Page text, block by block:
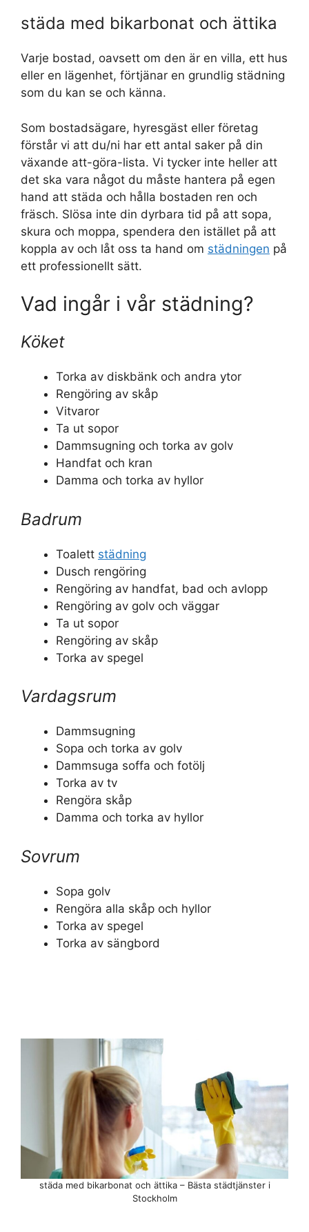
städa med bikarbonat och ättika
Varje bostad, oavsett om den är en villa, ett hus
eller en lägenhet, förtjänar en grundlig städning
som du kan se och känna.
Som bostadsägare, hyresgäst eller företag
förstår vi att du/ni har ett antal saker på din
växande att-göra-lista. Vi tycker inte heller att
det ska vara något du måste hantera på egen
hand att städa och hålla bostaden ren och
fräsch. Slösa inte din dyrbara tid på att sopa,
skura och moppa, spendera den istället på att
koppla av och låt oss ta hand om städningen på
ett professionellt sätt.
Vad ingår i vår städning?
Köket
Torka av diskbänk och andra ytor
Rengöring av skåp
Vitvaror
Ta ut sopor
Dammsugning och torka av golv
Handfat och kran
Damma och torka av hyllor
Badrum
Toalett städning
Dusch rengöring
Rengöring av handfat, bad och avlopp
Rengöring av golv och väggar
Ta ut sopor
Rengöring av skåp
Torka av spegel
Vardagsrum
Dammsugning
Sopa och torka av golv
Dammsuga soffa och fotölj
Torka av tv
Rengöra skåp
Damma och torka av hyllor
Sovrum
Sopa golv
Rengöra alla skåp och hyllor
Torka av spegel
Torka av sängbord
städa med bikarbonat och ättika – Bästa städtjänster i
Stockholm